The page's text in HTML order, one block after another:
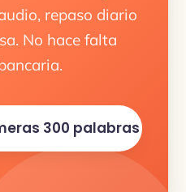
repaso diario
No hace falta
300 palabras